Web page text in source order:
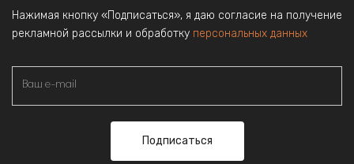
Нажимая кнопку «Подписаться», я даю согласие на получение
рекламной рассылки и обработку персональных данных
Подписаться